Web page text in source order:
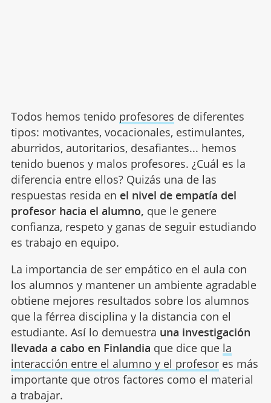
Todos hemos tenido profesores de diferentes
tipos: motivantes, vocacionales, estimulantes,
aburridos, autoritarios, desafiantes... hemos
tenido buenos y malos profesores. ¿Cuál es la
diferencia entre ellos? Quizás una de las
respuestas resida en el nivel de empatía del
profesor hacia el alumno, que le genere
confianza, respeto y ganas de seguir estudiando
es trabajo en equipo.
La importancia de ser empático en el aula con
los alumnos y mantener un ambiente agradable
obtiene mejores resultados sobre los alumnos
que la férrea disciplina y la distancia con el
estudiante. Así lo demuestra una investigación
llevada a cabo en Finlandia que dice que la
interacción entre el alumno y el profesores más
importante que otros factores como el material
a trabajar.